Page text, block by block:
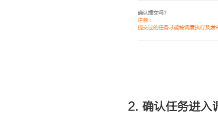
2. 确认任务进入